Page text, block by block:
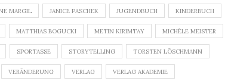
MARGIL JANICE PASCHEK JUGENDBUCH KINDERBUCH
MATTHIAS BOGUCKI METIN KIRIMTAY MICHÈLE MEISTER
SPORTASSE STORYTELLING TORSTEN LÖSCHMANN
VERÄNDERUNG VERLAG VERLAG AKADEMIE